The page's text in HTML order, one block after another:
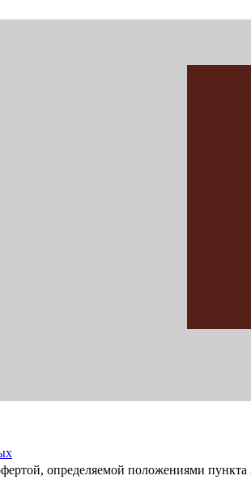
определяемой положениями пункта